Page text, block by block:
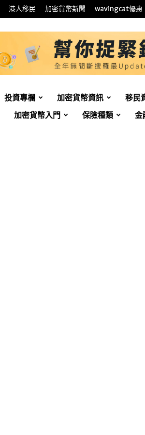
港人移民 加密貨幣新聞 wavingcat優惠
投資專欄 加密貨幣資訊 移民
加密貨幣入門 保險種類 金